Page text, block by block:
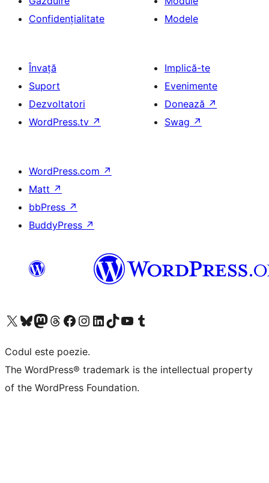
Confidențialitate
Modele
Învață
Suport
Dezvoltatori
WordPress.tv ↗
Implică-te
Evenimente
Donează ↗
Swag ↗
WordPress.com ↗
Matt ↗
bbPress ↗
BuddyPress ↗
Mergi la contul nostru X (fost Twitter)
Vizitează contul nostru Bluesky
Vizitează contul nostru Mastodon
Vizitează contul nostru Threads
Vizitează pagina noastră Facebook
Vizitează-ne pe Instagram
Vizitează-ne pe LinkedIn
Vizitează contul nostru TikTok
Vizitează canalul nostru YouTube
Vizitează contul nostru Tumblr
Codul este poezie.
The WordPress® trademark is the intellectual property
of the WordPress Foundation.